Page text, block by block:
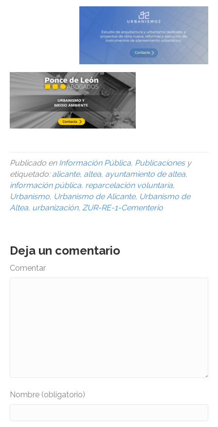
Publicado en Información Pública, Publicacionesy
etiquetado: alicante, altea, ayuntamiento de altea,
información pública, reparcelación voluntaria,
Urbanismo, Urbanismo de Alicante, Urbanismo de
Altea, urbanización, ZUR-RE-1-Cementerio
Deja un comentario
Comentar
Nombre (obligatorio)